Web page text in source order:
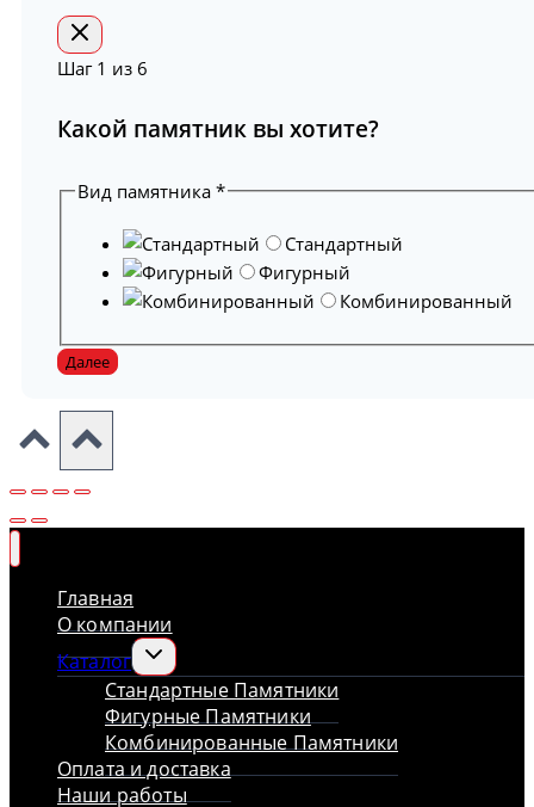
Шаг 1 из 6
Какой памятник вы хотите?
Вид памятника*
Стандартный
Фигурный
Комбинированный
Далее
Главная
О компании
Каталог
Переключить
дочернее
меню
Стандартные Памятники
Фигурные Памятники
Комбинированные Памятники
Оплата и доставка
Наши работы